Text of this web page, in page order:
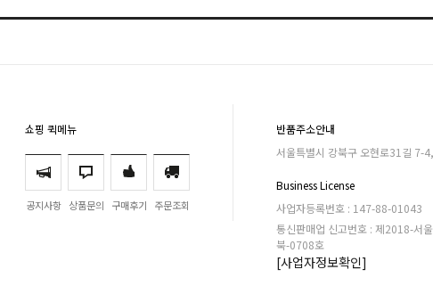
쇼핑 퀵메뉴
공지사항 상품문의 구매후기 주문조회
반품주소안내
서울특별시 강북구 오현로31길 7-
Business License
사업자등록번호 : 147-88-01043
통신판매업 신고번호 : 제2018-서
북-0708호
[사업자정보확인]